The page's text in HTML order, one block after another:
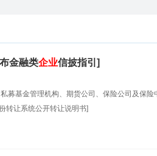
金融类企业信披指引]
募基金管理机构、期货公司、保险公司及保
转让系统公开转让说明书]